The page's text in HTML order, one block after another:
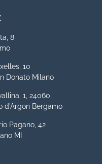
8
10
Donato Milano
1, 24060,
d'Argon Bergamo
Pagano, 42
MI